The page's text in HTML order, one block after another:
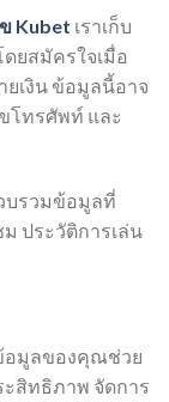
Kubet เราเก็บ
ยสมัครใจเมื่อ
เงิน ข้อมูลนี้อาจ
โทรศัพท์ และ
บรวมข้อมูลที่
ประวัติการเล่น
อมูลของคุณช่วย
สิทธิภาพ จัดการ